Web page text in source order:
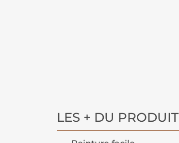
LES + DU PRODUIT